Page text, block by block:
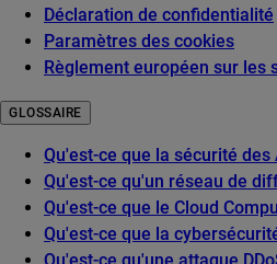
Déclaration de confidentialité
Paramètres des cookies
Règlement européen sur les
GLOSSAIRE
Qu'est-ce que la sécurité des
Qu'est-ce qu'un réseau de
Qu'est-ce que le Cloud
Qu'est-ce que la